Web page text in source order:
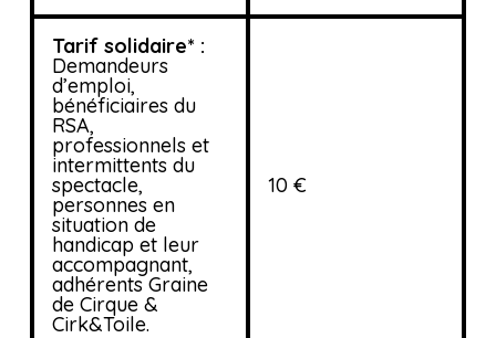
Tarif solidaire* :
Demandeurs
d’emploi,
bénéficiaires du
RSA,
professionnels et
intermittents du
spectacle,
personnes en
situation de
handicap et leur
accompagnant,
adhérents Graine
de Cirque &
Cirk&Toile.
10 €